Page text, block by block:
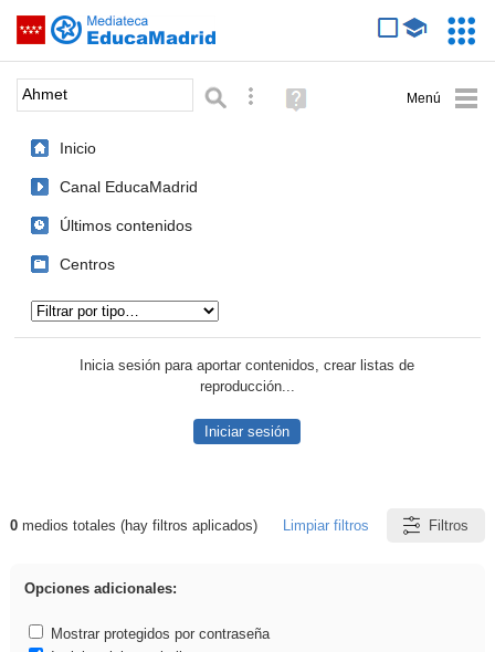
Saltar navegación
Palabra o frase: Búsqueda avanzada
Ayuda
(en
Inicio
Canal EducaMadrid
Últimos contenidos
Centros
Inicia sesión para aportar contenidos, crear listas de
reproducción...
Iniciar sesión
Resultados de: Ahmet
0medios totales (hay filtros aplicados) Limpiar filtros Filtros
Opciones adicionales:
Mostrar protegidos por contraseña